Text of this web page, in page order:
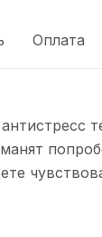
Оплата